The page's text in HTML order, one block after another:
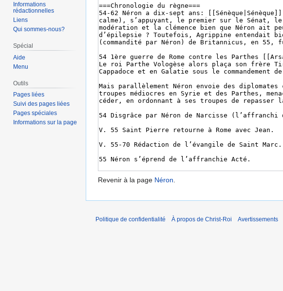
Revenir à la page Néron.
Informations
rédactionnelles
Liens
Qui sommes-nous?
Spécial
Aide
Menu
Outils
Pages liées
Suivi des pages liées
Pages spéciales
Informations sur la page
Politique de confidentialité À propos de Christ-Roi Avertissements